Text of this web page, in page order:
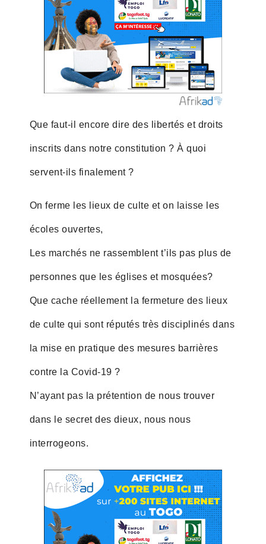
Que faut-il encore dire des libertés et droits
inscrits dans notre constitution ? À quoi
servent-ils finalement ?
On ferme les lieux de culte et on laisse les
écoles ouvertes,
Les marchés ne rassemblent t’ils pas plus de
personnes que les églises et mosquées?
Que cache réellement la fermeture des lieux
de culte qui sont réputés très disciplinés dans
la mise en pratique des mesures barrières
contre la Covid-19 ?
N’ayant pas la prétention de nous trouver
dans le secret des dieux, nous nous
interrogeons.